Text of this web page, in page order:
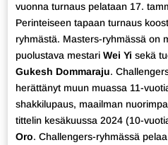
vuonna turnaus pelataan 17.
Perinteiseen tapaan turnaus
ryhmästä. Masters-ryhmässä on
puolustava mestari Wei Yi sekä
Gukesh Dommaraju.
herättänyt muun muassa 11-
shakkilupaus, maailman
tittelin kesäkuussa 2024 (10-
Oro. Challengers-ryhmässä